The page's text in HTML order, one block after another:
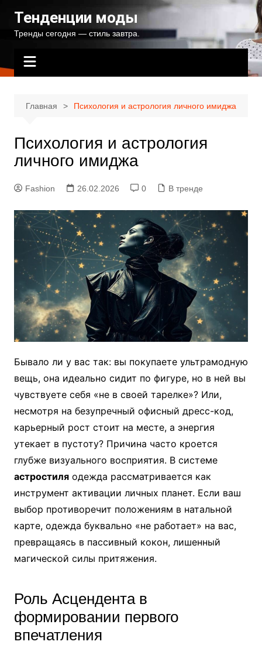
содержимому
Тенденции моды
Тренды сегодня — стиль завтра.
Главная Психология и астрология личного имиджа
Психология и астрология
личного имиджа
Fashion 26.02.2026 0 В тренде
Бывало ли у вас так: вы покупаете ультрамодную
вещь, она идеально сидит по фигуре, но в ней вы
чувствуете себя «не в своей тарелке»? Или,
несмотря на безупречный офисный дресс-код,
карьерный рост стоит на месте, а энергия
утекает в пустоту? Причина часто кроется
глубже визуального восприятия. В системе
астростиляодежда рассматривается как
инструмент активации личных планет. Если ваш
выбор противоречит положениям в натальной
карте, одежда буквально «не работает» на вас,
превращаясь в пассивный кокон, лишенный
магической силы притяжения.
Роль Асцендента в
формировании первого
впечатления